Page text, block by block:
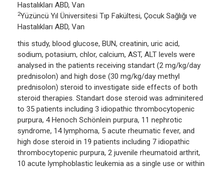
Hastalıkları ABD, Van
2Yüzüncü Yıl Üniversitesi Tıp Fakültesi, Çocuk Sağlığı ve
Hastalıkları ABD, Van
this study, blood glucose, BUN, creatinin, uric acid,
sodium, potasium, chlor, calcium, AST, ALT levels were
analysed in the patients receiving standart (2 mg/kg/day
prednisolon) and high dose (30 mg/kg/day methyl
prednisolon) steroid to investigate side effects of both
steroid therapies. Standart dose steroid was adminitered
to 35 patients including 3 idiopathic thrombocytopenic
purpura, 4 Henoch Schönlein purpura, 11 nephrotic
syndrome, 14 lymphoma, 5 acute rheumatic fever, and
high dose steroid in 19 patients including 7 idiopathic
thrombocytopenic purpura, 2 juvenile rheumatoid arthrit,
10 acute lymphoblastic leukemia as a single use or within